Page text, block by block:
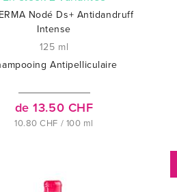
Nodé Ds+ Antidandruff
Intense
125 ml
Antipelliculaire
de 13.50 CHF
10.80 CHF / 100 ml